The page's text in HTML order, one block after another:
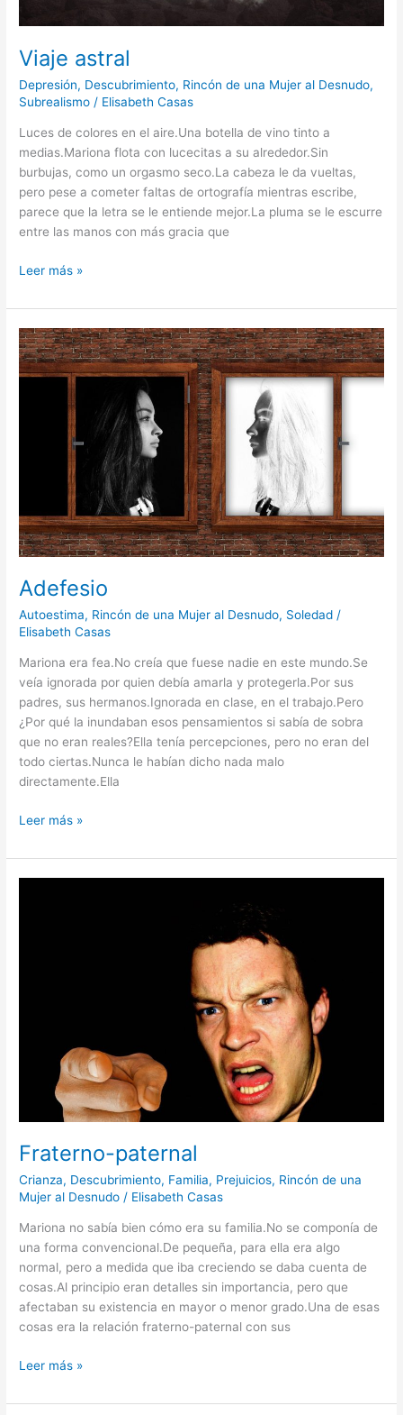
Viaje astral
Depresión, Descubrimiento, Rincón de una Mujer al Desnudo,
Subrealismo / Elisabeth Casas
Luces de colores en el aire.Una botella de vino tinto a
medias.Mariona flota con lucecitas a su alrededor.Sin
burbujas, como un orgasmo seco.La cabeza le da vueltas,
pero pese a cometer faltas de ortografía mientras escribe,
parece que la letra se le entiende mejor.La pluma se le escurre
entre las manos con más gracia que
Leer más »
Adefesio
Autoestima, Rincón de una Mujer al Desnudo, Soledad /
Elisabeth Casas
Mariona era fea.No creía que fuese nadie en este mundo.Se
veía ignorada por quien debía amarla y protegerla.Por sus
padres, sus hermanos.Ignorada en clase, en el trabajo.Pero
¿Por qué la inundaban esos pensamientos si sabía de sobra
que no eran reales?Ella tenía percepciones, pero no eran del
todo ciertas.Nunca le habían dicho nada malo
directamente.Ella
Adefesio
Leer más »
Fraterno-paternal
Crianza, Descubrimiento, Familia, Prejuicios, Rincón de una
Mujer al Desnudo / Elisabeth Casas
Mariona no sabía bien cómo era su familia.No se componía de
una forma convencional.De pequeña, para ella era algo
normal, pero a medida que iba creciendo se daba cuenta de
cosas.Al principio eran detalles sin importancia, pero que
afectaban su existencia en mayor o menor grado.Una de esas
cosas era la relación fraterno-paternal con sus
Leer más »